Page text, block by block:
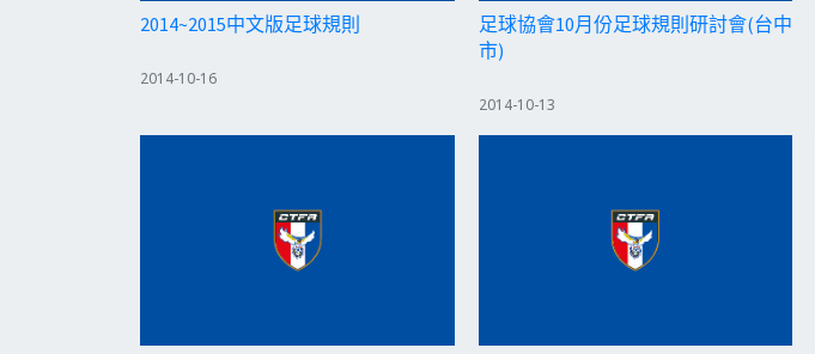
2014~2015中文版足球規則
2014-10-16
足球協會10月份足球規則研討會(台中
市)
2014-10-13